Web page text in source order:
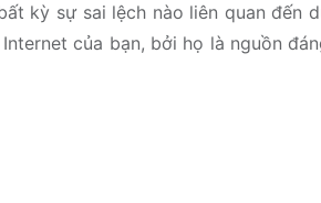
kỳ sự sai lệch nào liên quan đến
của bạn, bởi họ là nguồn